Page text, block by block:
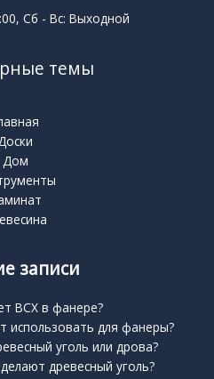
Сб - Вс: Выходной
темы
Дом
записи
BCX в фанере?
использовать для фанеры?
уголь или дрова?
древесный уголь?